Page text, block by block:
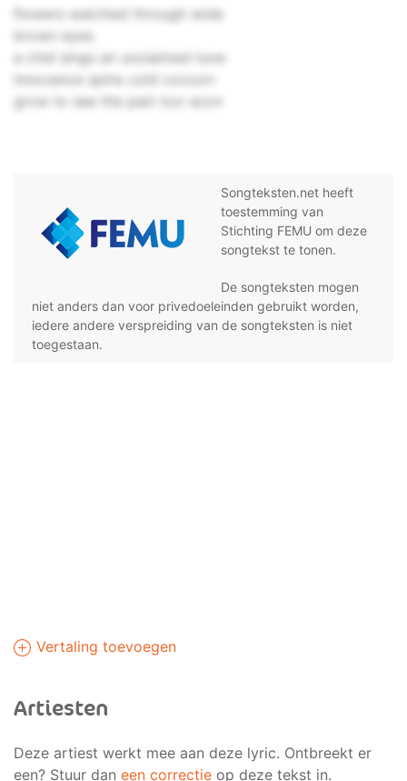
flowers watched through wide
brown eyes
a chid sings an unclaimed tune
innocence spins cold cocoon
grow to see the pain too soon
Songteksten.net heeft
toestemming van
Stichting FEMU om deze
songtekst te tonen.
De songteksten mogen
niet anders dan voor privedoeleinden gebruikt worden,
iedere andere verspreiding van de songteksten is niet
toegestaan.
Vertaling toevoegen
Artiesten
Deze artiest werkt mee aan deze lyric. Ontbreekt er
een? Stuur dan een correctie op deze tekst in.